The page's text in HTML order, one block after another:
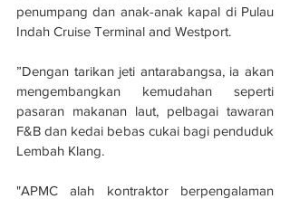
penumpang dan anak-anak kapal di Pulau
Indah Cruise Terminal and Westport.
”Dengan tarikan jeti antarabangsa, ia akan
mengembangkan kemudahan seperti
pasaran makanan laut, pelbagai tawaran
F&B dan kedai bebas cukai bagi penduduk
Lembah Klang.
"APMC alah kontraktor berpengalaman